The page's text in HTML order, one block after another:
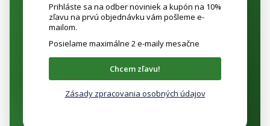
Prihláste sa na odber noviniek a kupón na 10%
zľavu na prvú objednávku vám pošleme e-
mailom.
Posielame maximálne 2 e-maily mesačne
Chcem zľavu!
Zásady zpracovania osobných údajov